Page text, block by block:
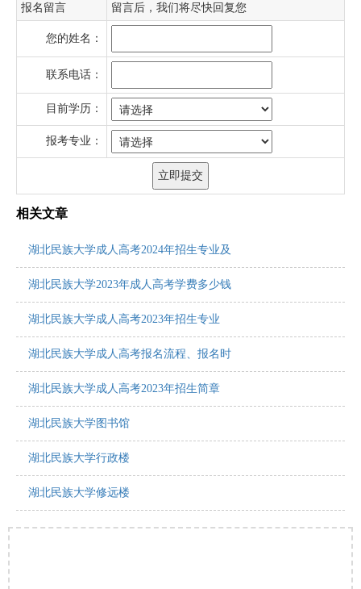
报名留言 留言后，我们将尽快回复您
您的姓名：
联系电话：
目前学历：
报考专业：
相关文章
湖北民族大学成人高考2024年招生专业及
湖北民族大学2023年成人高考学费多少钱
湖北民族大学成人高考2023年招生专业
湖北民族大学成人高考报名流程、报名时
湖北民族大学成人高考2023年招生简章
湖北民族大学图书馆
湖北民族大学行政楼
湖北民族大学修远楼